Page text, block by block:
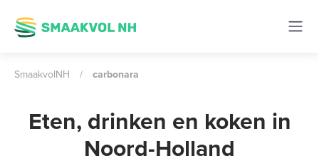
SmaakvolNH / carbonara
Eten, drinken en koken in
Noord-Holland